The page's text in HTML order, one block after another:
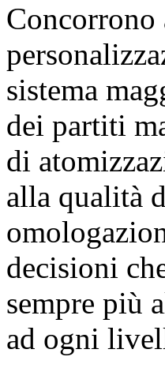
sistema
dei partiti
di
alla qualità
decisioni
sempre più
ad ogni